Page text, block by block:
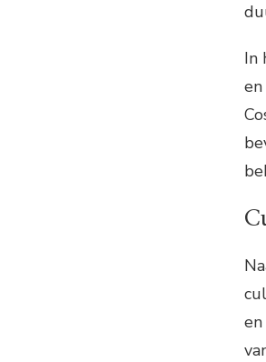
In